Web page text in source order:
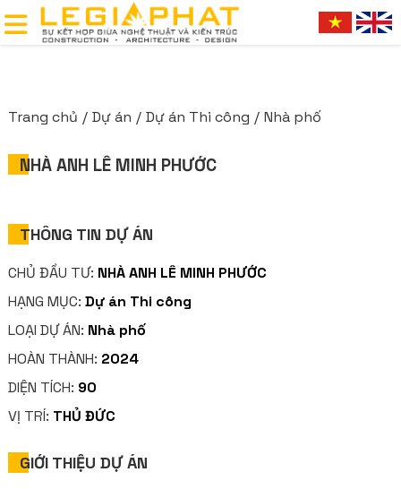
Trang chủ Dự án Dự án Thi công Nhà phố
NHÀ ANH LÊ MINH PHƯỚC
THÔNG TIN DỰ ÁN
CHỦ ĐẦU TƯ: NHÀ ANH LÊ MINH PHƯỚC
HẠNG MỤC: Dự án Thi công
LOẠI DỰ ÁN: Nhà phố
HOÀN THÀNH: 2024
DIỆN TÍCH: 90
VỊ TRÍ: THỦ ĐỨC
GIỚI THIỆU DỰ ÁN